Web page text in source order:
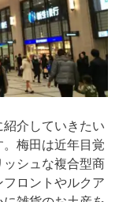
介していきたい
梅田は近年目覚
シュな複合型商
ロントやルクア